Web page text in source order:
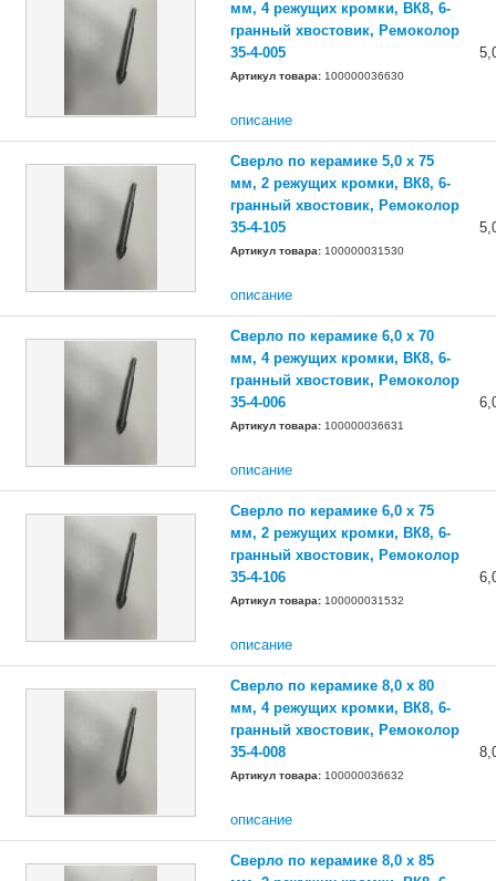
мм, 4 режущих кромки, ВК8, 6-
гранный хвостовик, Ремоколор
35-4-005
Артикул товара: 100000036630
описание
Сверло по керамике 5,0 х 75
мм, 2 режущих кромки, ВК8, 6-
гранный хвостовик, Ремоколор
35-4-105
Артикул товара: 100000031530
описание
Сверло по керамике 6,0 х 70
мм, 4 режущих кромки, ВК8, 6-
гранный хвостовик, Ремоколор
35-4-006
Артикул товара: 100000036631
описание
Сверло по керамике 6,0 х 75
мм, 2 режущих кромки, ВК8, 6-
гранный хвостовик, Ремоколор
35-4-106
Артикул товара: 100000031532
описание
Сверло по керамике 8,0 х 80
мм, 4 режущих кромки, ВК8, 6-
гранный хвостовик, Ремоколор
35-4-008
Артикул товара: 100000036632
описание
Сверло по керамике 8,0 х 85